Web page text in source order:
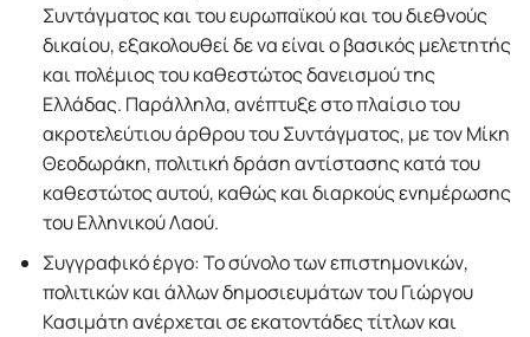
Συντάγματος και του ευρωπαϊκού και του διεθνούς
δικαίου, εξακολουθεί δε να είναι ο βασικός μελετητής
και πολέμιος του καθεστώτος δανεισμού της
Ελλάδας. Παράλληλα, ανέπτυξε στο πλαίσιο του
ακροτελεύτιου άρθρου του Συντάγματος, με τον Μίκη
Θεοδωράκη, πολιτική δράση αντίστασης κατά του
καθεστώτος αυτού, καθώς και διαρκούς ενημέρωσης
του Ελληνικού Λαού.
Συγγραφικό έργο: Το σύνολο των επιστημονικών,
πολιτικών και άλλων δημοσιευμάτων του Γιώργου
Κασιμάτη ανέρχεται σε εκατοντάδες τίτλων και